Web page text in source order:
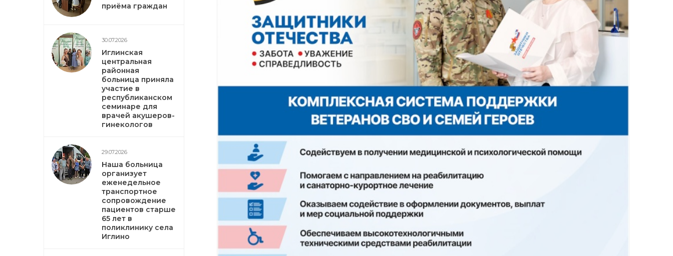
приёма граждан
30.07.2026
Иглинская
центральная
районная
больница приняла
участие в
республиканском
семинаре для
врачей акушеров-
гинекологов
29.07.2026
Наша больница
организует
еженедельное
транспортное
сопровождение
пациентов старше
65 лет в
поликлинику села
Иглино